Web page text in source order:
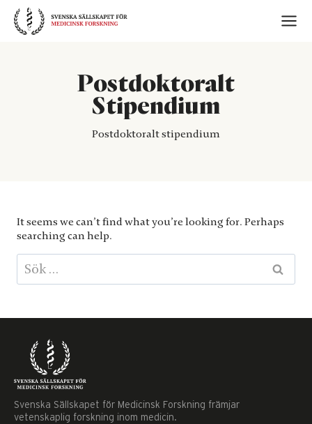
Skip
content
Postdoktoralt
Stipendium
Postdoktoralt stipendium
It seems we can’t find what you’re looking for. Perhaps
searching can help.
efter:
Svenska Sällskapet för Medicinsk Forskning främjar
vetenskaplig forskning inom medicin.